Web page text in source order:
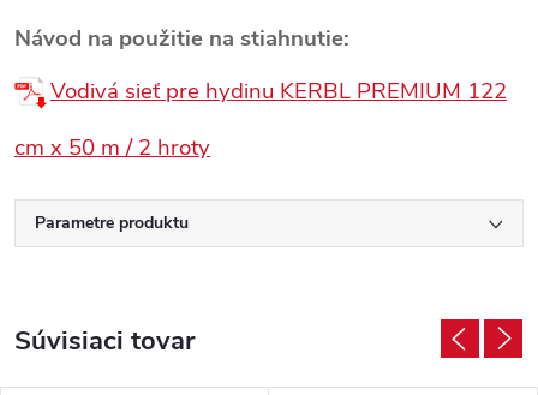
Návod na použitie na stiahnutie:
Vodivá sieť pre hydinu KERBL PREMIUM 122
cm x 50 m / 2 hroty
Parametre produktu
Súvisiaci tovar